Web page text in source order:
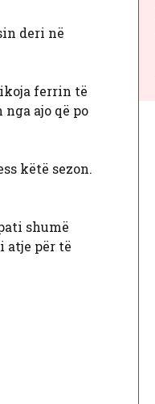
deri në
ferrin të
ajo që po
këtë sezon.
shumë
atje për të